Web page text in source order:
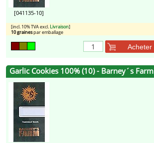
[041135-10]
[incl. 10% TVA excl. Livraison]
10 grainespar emballage
Acheter
Garlic Cookies 100% (10) - Barney´s Farm